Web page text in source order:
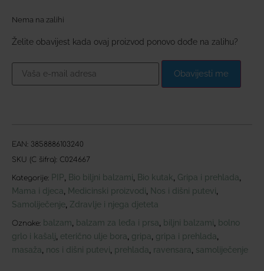
Nema na zalihi
Želite obavijest kada ovaj proizvod ponovo dođe na zalihu?
Obavijesti me
EAN: 3858886103240
SKU (C šifra): C024667
Kategorije: PIP Bio biljni balzami Bio kutak Gripa i prehlada
Mama i djeca Medicinski proizvodi Nos i dišni putevi
Samoliječenje Zdravlje i njega djeteta
Oznake: balzam balzam za leđa i prsa biljni balzami bolno
grlo i kašalj eterično ulje bora gripa gripa i prehlada
masaža nos i dišni putevi prehlada ravensara samoliječenje